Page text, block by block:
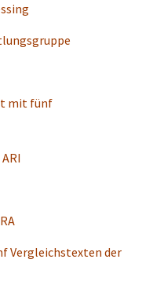
mit fünf
Vergleichstexten der